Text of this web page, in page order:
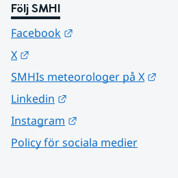
Följ SMHI
Facebook
X
SMHIs meteorologer på X
Linkedin
Instagram
Policy för sociala medier